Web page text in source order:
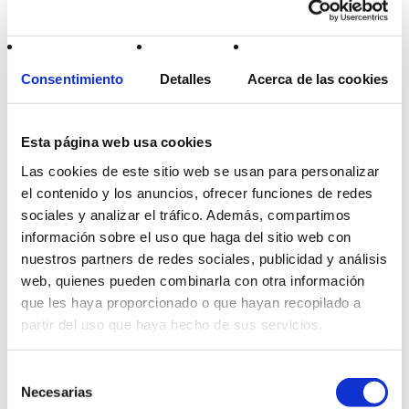
Consentimiento Detalles Acerca de las cookies
Esta página web usa cookies
Las cookies de este sitio web se usan para personalizar
el contenido y los anuncios, ofrecer funciones de redes
sociales y analizar el tráfico. Además, compartimos
información sobre el uso que haga del sitio web con
nuestros partners de redes sociales, publicidad y análisis
web, quienes pueden combinarla con otra información
que les haya proporcionado o que hayan recopilado a
partir del uso que haya hecho de sus servicios.
Necesarias
Galicia Emprega
Programa de incentivos á contratación por conta
Leer más